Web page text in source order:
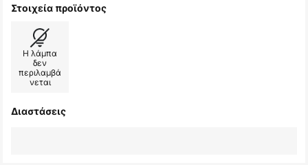
Στοιχεία προϊόντος
Η λάμπα
δεν
περιλαμβά
νεται
Διαστάσεις